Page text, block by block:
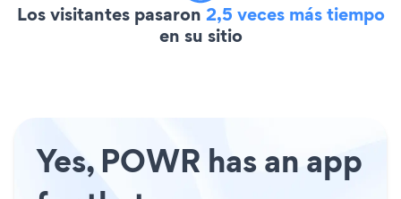
Los visitantes pasaron 2,5 veces más tiempo
en su sitio
Yes, POWR has an app